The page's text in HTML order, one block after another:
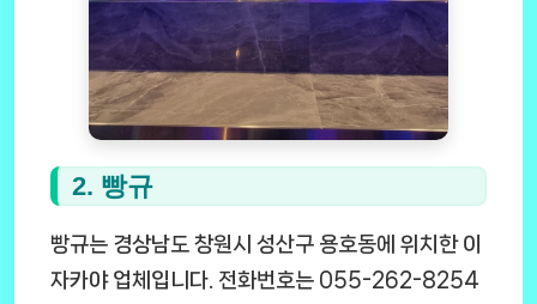
2. 빵규
빵규는 경상남도 창원시 성산구 용호동에 위치한 이
자카야 업체입니다. 전화번호는 055-262-8254